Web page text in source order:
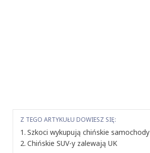
Z TEGO ARTYKUŁU DOWIESZ SIĘ:
Szkoci wykupują chińskie samochody
Chińskie SUV-y zalewają UK